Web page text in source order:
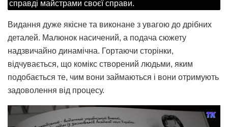
справді майстрами своєї справи.
Видання дуже якісне та виконане з увагою до дрібних
деталей. Малюнок насичений, а подача сюжету
надзвичайно динамічна. Гортаючи сторінки,
відчувається, що комікс створений людьми, яким
подобається те, чим вони займаються і вони отримують
задоволення від процесу.